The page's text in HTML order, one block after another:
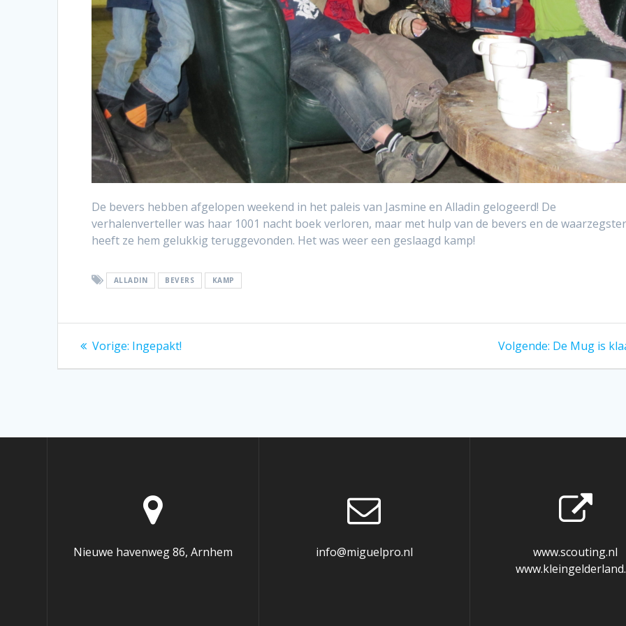
De bevers hebben afgelopen weekend in het paleis van Jasmine en Alladin gelogeerd! De
verhalenverteller was haar 1001 nacht boek verloren, maar met hulp van de bevers en de
heeft ze hem gelukkig teruggevonden. Het was weer een geslaagd kamp!
ALLADIN BEVERS KAMP
Bericht
navigatie
Vorige: Vorig
Ingepakt! Volgende: Volgend
De Mug is
Nieuwe havenweg 86, Arnhem info@miguelpro.nl
www.scouting.nl